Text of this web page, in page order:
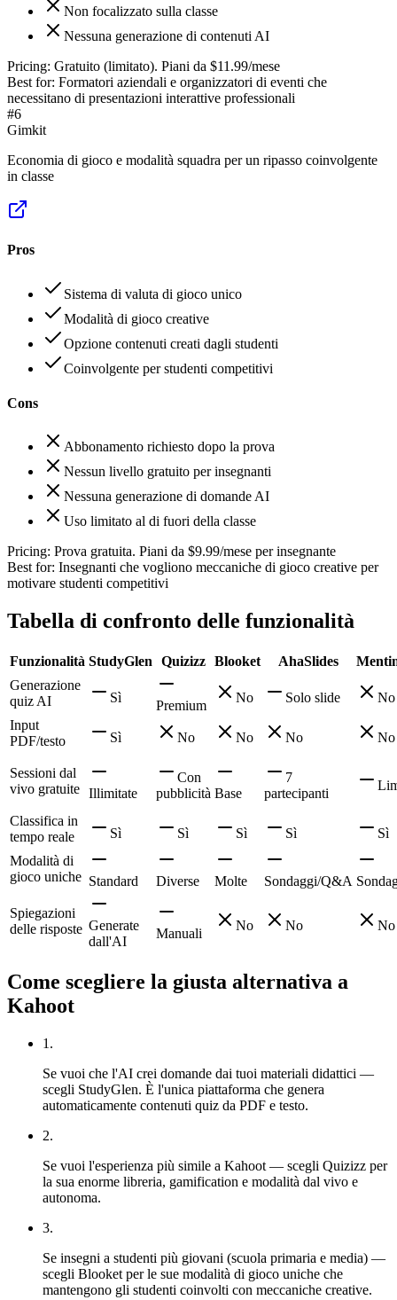
Non focalizzato sulla classe
Nessuna generazione di contenuti AI
Pricing: Gratuito (limitato). Piani da $11.99/mese
Best for: Formatori aziendali e organizzatori di eventi che
necessitano di presentazioni interattive professionali
#6
Gimkit
Economia di gioco e modalità squadra per un ripasso coinvolgente
in classe
Pros
Sistema di valuta di gioco unico
Modalità di gioco creative
Opzione contenuti creati dagli studenti
Coinvolgente per studenti competitivi
Cons
Abbonamento richiesto dopo la prova
Nessun livello gratuito per insegnanti
Nessuna generazione di domande AI
Uso limitato al di fuori della classe
Pricing: Prova gratuita. Piani da $9.99/mese per insegnante
Best for: Insegnanti che vogliono meccaniche di gioco creative per
motivare studenti competitivi
Tabella di confronto delle funzionalità
Funzionalità StudyGlen Quizizz Blooket AhaSlides
Generazione
quiz AI
Sì
Premium
No Solo slide
No
Input
PDF/testo
Sì No No No No
Sessioni dal
vivo gratuite Illimitate
Con
pubblicità Base
7
partecipanti
Classifica in
tempo reale
Sì Sì Sì Sì
Sì
Modalità di
gioco uniche Standard Diverse Molte Sondaggi/Q&A
Spiegazioni
delle risposte Generate
dall'AI
Manuali
No No No
Come scegliere la giusta alternativa a
Kahoot
1 .
Se vuoi che l'AI crei domande dai tuoi materiali didattici —
scegli StudyGlen. È l'unica piattaforma che genera
automaticamente contenuti quiz da PDF e testo.
2.
Se vuoi l'esperienza più simile a Kahoot — scegli Quizizz per
la sua enorme libreria, gamification e modalità dal vivo e
autonoma.
3.
Se insegni a studenti più giovani (scuola primaria e media) —
scegli Blooket per le sue modalità di gioco uniche che
mantengono gli studenti coinvolti con meccaniche creative.